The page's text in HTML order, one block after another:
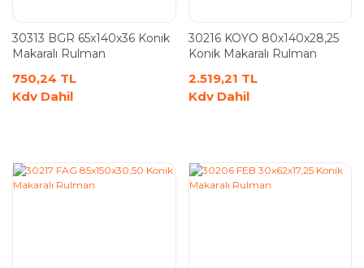
30313 BGR 65x140x36 Konik
Makaralı Rulman
750,24 TL
Kdv Dahil
30216 KOYO 80x140x28,25
Konik Makaralı Rulman
2.519,21 TL
Kdv Dahil